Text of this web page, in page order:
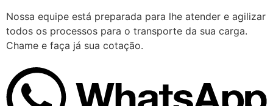
Nossa equipe está preparada para lhe atender e agilizar
todos os processos para o transporte da sua carga.
Chame e faça já sua cotação.